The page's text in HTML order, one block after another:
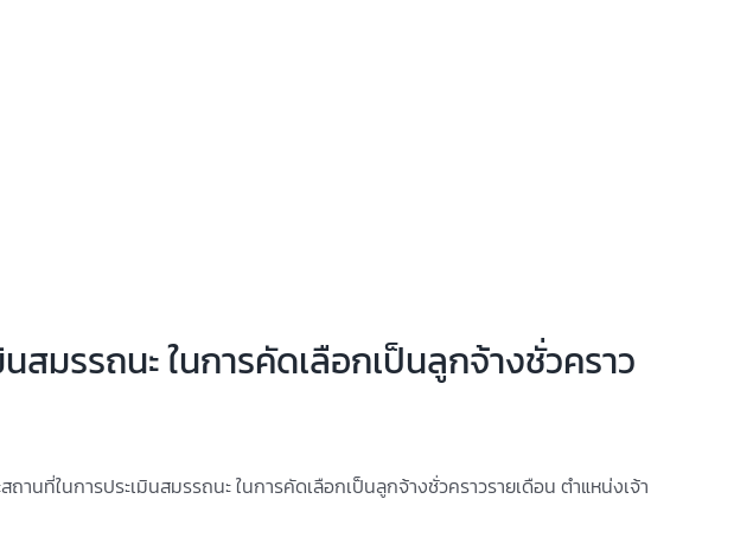
สมรรถนะ ในการคัดเลือกเป็นลูกจ้างชั่วคราว
ถานที่ในการประเมินสมรรถนะในการคัดเลือกเป็นลูกจ้างชั่วคราวรายเดือน ตำแหน่งเจ้า